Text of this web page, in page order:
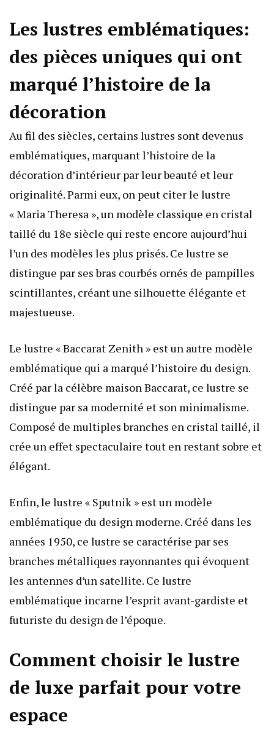
Les lustres emblématiques:
des pièces uniques qui ont
marqué l’histoire de la
décoration
Au fil des siècles, certains lustres sont devenus
emblématiques, marquant l’histoire de la
décoration d’intérieur par leur beauté et leur
originalité. Parmi eux, on peut citer le lustre
« Maria Theresa », un modèle classique en cristal
taillé du 18e siècle qui reste encore aujourd’hui
l’un des modèles les plus prisés. Ce lustre se
distingue par ses bras courbés ornés de pampilles
scintillantes, créant une silhouette élégante et
majestueuse.
Le lustre « Baccarat Zenith » est un autre modèle
emblématique qui a marqué l’histoire du design.
Créé par la célèbre maison Baccarat, ce lustre se
distingue par sa modernité et son minimalisme.
Composé de multiples branches en cristal taillé, il
crée un effet spectaculaire tout en restant sobre et
élégant.
Enfin, le lustre « Sputnik » est un modèle
emblématique du design moderne. Créé dans les
années 1950, ce lustre se caractérise par ses
branches métalliques rayonnantes qui évoquent
les antennes d’un satellite. Ce lustre
emblématique incarne l’esprit avant-gardiste et
futuriste du design de l’époque.
Comment choisir le lustre
de luxe parfait pour votre
espace